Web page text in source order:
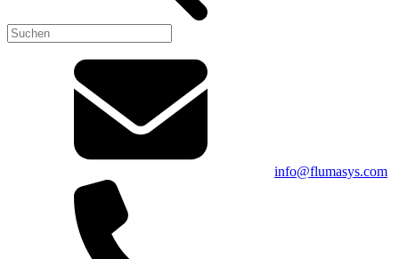
info@flumasys.com